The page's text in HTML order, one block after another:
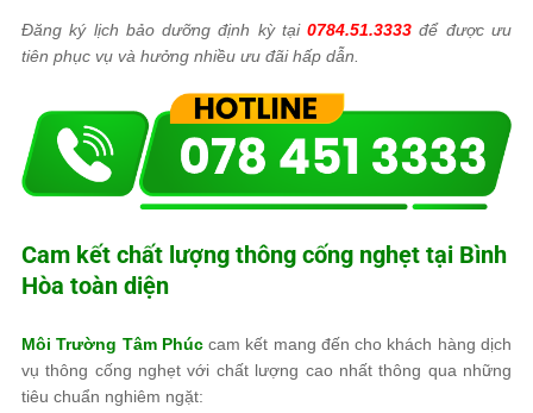
Đăng ký lịch bảo dưỡng định kỳ tại0784.51.3333 để được ưu
tiên phục vụ và hưởng nhiều ưu đãi hấp dẫn.
Cam kết chất lượng thông cống nghẹt tại Bình
Hòa toàn diện
Môi Trường Tâm Phúccam kết mang đến cho khách hàng dịch
vụ thông cống nghẹt với chất lượng cao nhất thông qua những
tiêu chuẩn nghiêm ngặt: